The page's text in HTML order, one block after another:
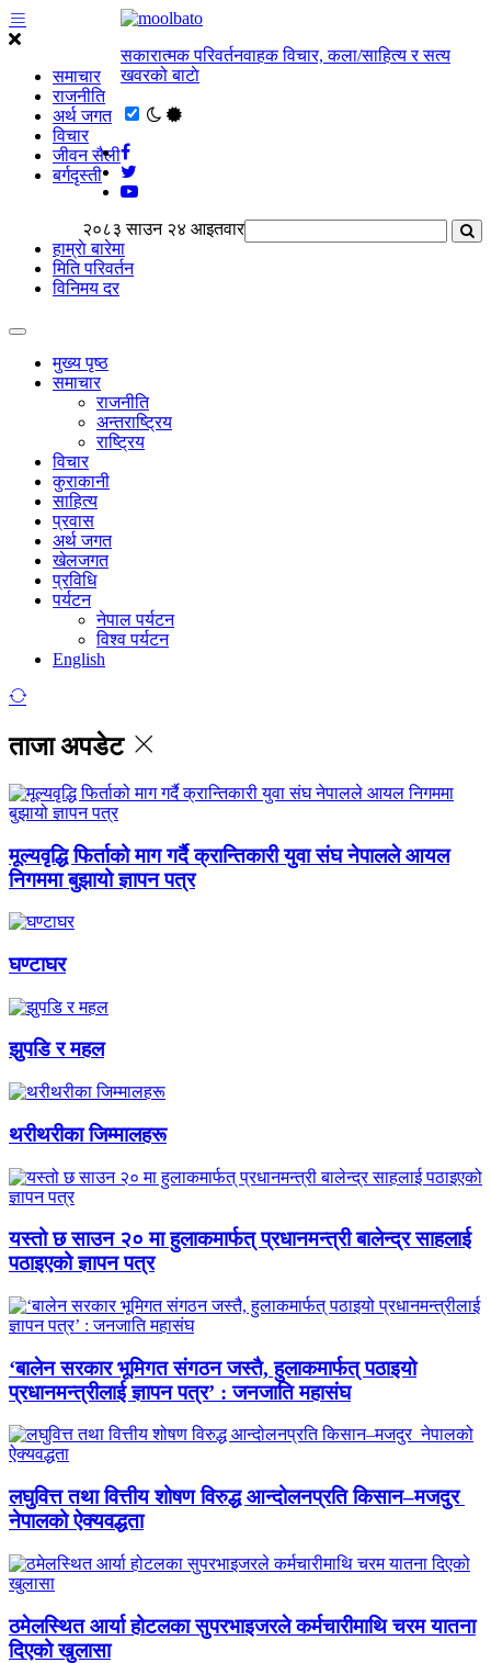
समाचार
राजनीति
अर्थ जगत
विचार
जीवन सैली
बर्गदृस्ती
सकारात्मक परिवर्तनवाहक विचार, कला/साहित्य र सत्य
खवरको बाटाे
२०८३ साउन २४ आइतवार
हाम्राे बारेमा
मिति परिवर्तन
विनिमय दर
मुख्य पृष्ठ
समाचार
राजनीति
अन्तराष्ट्रिय
राष्ट्रिय
विचार
कुराकानी
साहित्य
प्रवास
अर्थ जगत
खेलजगत
प्रविधि
पर्यटन
नेपाल पर्यटन
विश्व पर्यटन
English
ताजा अपडेट
मूल्यवृद्धि फिर्ताको माग गर्दै क्रान्तिकारी युवा संघ नेपालले आयल
निगममा बुझायो ज्ञापन पत्र
घण्टाघर
झुपडि र महल
थरीथरीका जिम्मालहरू
यस्तो छ साउन २० मा हुलाकमार्फत् प्रधानमन्त्री बालेन्द्र साहलाई
पठाइएको ज्ञापन पत्र
‘बालेन सरकार भूमिगत संगठन जस्तै, हुलाकमार्फत् पठाइयो
प्रधानमन्त्रीलाई ज्ञापन पत्र’ : जनजाति महासंघ
लघुवित्त तथा वित्तीय शोषण विरुद्ध आन्दोलनप्रति किसान–मजदुर
नेपालको ऐक्यवद्धता
ठमेलस्थित आर्या होटलका सुपरभाइजरले कर्मचारीमाथि चरम यातना
दिएको खुलासा